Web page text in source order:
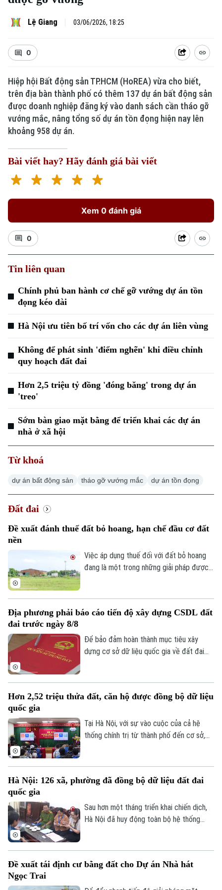
Xu hướng
Chuyên mục
Thời sự
Hà Nội
Chính trị
Hà Nội
Nhịp sống Hà Nội
Thế giới
Lệ Giang 03/06/2026, 18:25
0
Hiệp hội Bất động sản TP.HCM (HoREA) vừa cho biết,
trên địa bàn thành phố có thêm 137 dự án bất động sản
được doanh nghiệp đăng ký vào danh sách cần tháo gỡ
vướng mắc, nâng tổng số dự án tồn đọng hiện nay lên
khoảng 958 dự án.
Bài viết hay? Hãy đánh giá bài viết
Xem 0 đánh giá
0
Tin liên quan
Chính phủ ban hành cơ chế gỡ vướng dự án tồn
đọng kéo dài
Hà Nội ưu tiên bố trí vốn cho các dự án liên vùng
Không để phát sinh 'điểm nghẽn' khi điều chỉnh
quy hoạch đất đai
Hơn 2,5 triệu tỷ đồng 'đóng băng' trong dự án
'treo'
Sớm bàn giao mặt bằng để triển khai các dự án
nhà ở xã hội
Từ khoá
dự án bất động sản tháo gỡ vướng mắc dự án tồn đọng
Đất đai
Đề xuất đánh thuế đất bỏ hoang, hạn chế đầu cơ đất
nền
Việc áp dụng thuế đối với đất bỏ hoang
đang là một trong những giải pháp được
Địa phương phải báo cáo tiến độ xây dựng CSDL đất
đai trước ngày 8/8
Để bảo đảm hoàn thành mục tiêu xây
dựng cơ sở dữ liệu quốc gia về đất đai
báo cáo trước ngày 8/8.
Hơn 2,52 triệu thửa đất, căn hộ được đồng bộ dữ liệu
quốc gia
Tại Hà Nội, với sự vào cuộc của cả hệ
thống chính trị từ thành phố đến cơ sở,
đồng bộ trên toàn địa bàn.
Hà Nội: 126 xã, phường đã đồng bộ dữ liệu đất đai
quốc gia
Sau hơn một tháng triển khai chiến dịch,
Hà Nội đã huy động toàn bộ hệ thống
cung cấp hơn 10.000 tài khoản và các
Đề xuất tái định cư bằng đất cho Dự án Nhà hát
Ngọc Trai